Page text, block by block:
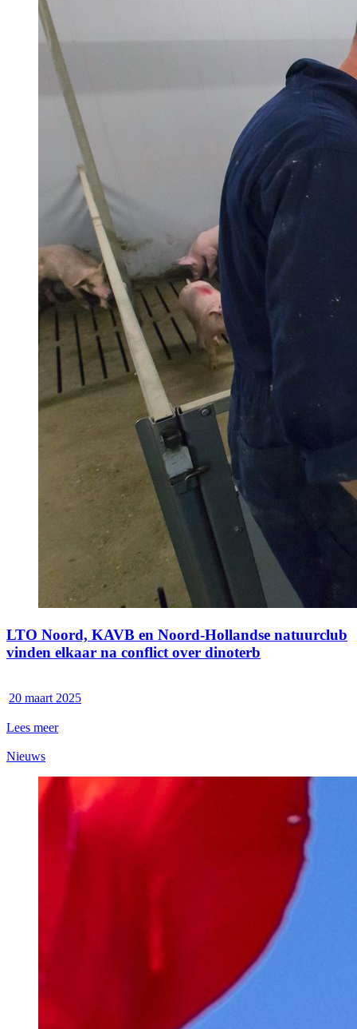
LTO Noord, KAVB en Noord-Hollandse natuurclub
vinden elkaar na conflict over dinoterb
20 maart 2025
Lees meer
Nieuws